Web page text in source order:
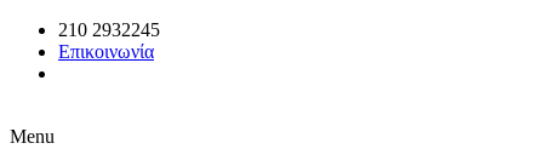
210 2932245
Επικοινωνία
Menu